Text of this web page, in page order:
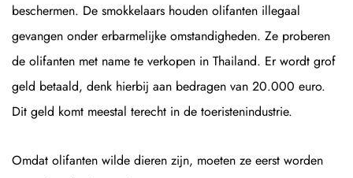
beschermen. De smokkelaars houden olifanten illegaal
gevangen onder erbarmelijke omstandigheden. Ze proberen
de olifanten met name te verkopen in Thailand. Er wordt grof
geld betaald, denk hierbij aan bedragen van 20.000 euro.
Dit geld komt meestal terecht in de toeristenindustrie.
Omdat olifanten wilde dieren zijn, moeten ze eerst worden